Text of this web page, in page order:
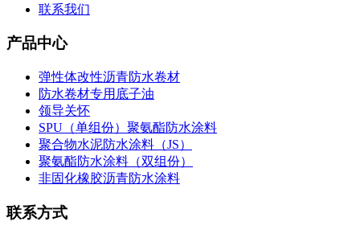
联系我们
产品中心
弹性体改性沥青防水卷材
防水卷材专用底子油
领导关怀
SPU（单组份）聚氨酯防水涂料
聚合物水泥防水涂料（JS）
聚氨酯防水涂料（双组份）
非固化橡胶沥青防水涂料
联系方式